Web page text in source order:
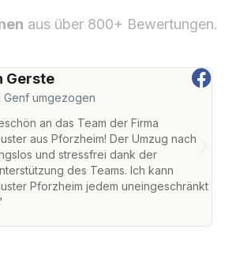
aus über 800+ Bewertungen.
Gerste
Genf umgezogen
an das Team der Firma
aus Pforzheim! Der Umzug nach
und stressfrei dank der
des Teams. Ich kann
Pforzheim jedem uneingeschränkt